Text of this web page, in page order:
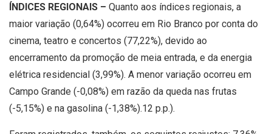
ÍNDICES REGIONAIS – Quanto aos índices regionais, a
maior variação (0,64%) ocorreu em Rio Branco por conta do
cinema, teatro e concertos (77,22%), devido ao
encerramento da promoção de meia entrada, e da energia
elétrica residencial (3,99%). A menor variação ocorreu em
Campo Grande (-0,08%) em razão da queda nas frutas
(-5,15%) e na gasolina (-1,38%).12 p.p.).